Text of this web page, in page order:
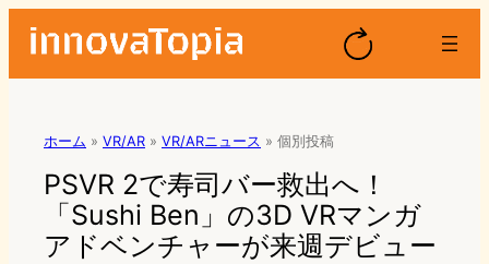
ホーム » VR/AR » VR/ARニュース » 個別投稿
PSVR 2で寿司バー救出へ！
「Sushi Ben」の3D VRマンガ
アドベンチャーが来週デビュー